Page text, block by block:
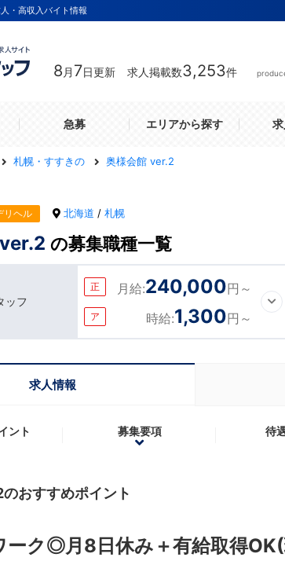
・高収入バイト情報
8 月 7日更新 求人掲載数3,253件
急募 エリアから探す
札幌・すすきの 奥様会館 ver.2
リヘル 北海道 / 札幌
の募集職種一覧
ッフ
正 月給:240,000円～
ア 時給:1,300円～
求人情報
ント 募集要項 待
おすすめポイント
ーク◎月8日休み＋有給取得